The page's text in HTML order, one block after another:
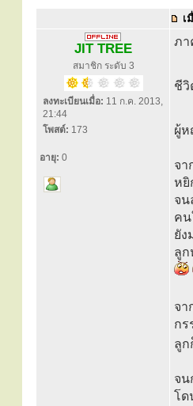
เ
JIT TREE
สมาชิก ระดับ 3
ลงทะเบียนเมื่อ: 11 ก.ค. 2013,
21:44
โพสต์: 173
อายุ: 0
ภา
ชีวิ
ผู้ห
จา
หยิ
จน
คน
ยัง
ลูก
จา
กร
ลูก
จน
โด